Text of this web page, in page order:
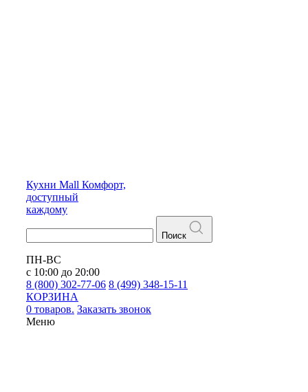
Кухни Mall Комфорт,
доступный
каждому
Поиск
ПН-ВС
с 10:00 до 20:00
8 (800) 302-77-06 8 (499) 348-15-11
КОРЗИНА
0 товаров. Заказать звонок
Меню